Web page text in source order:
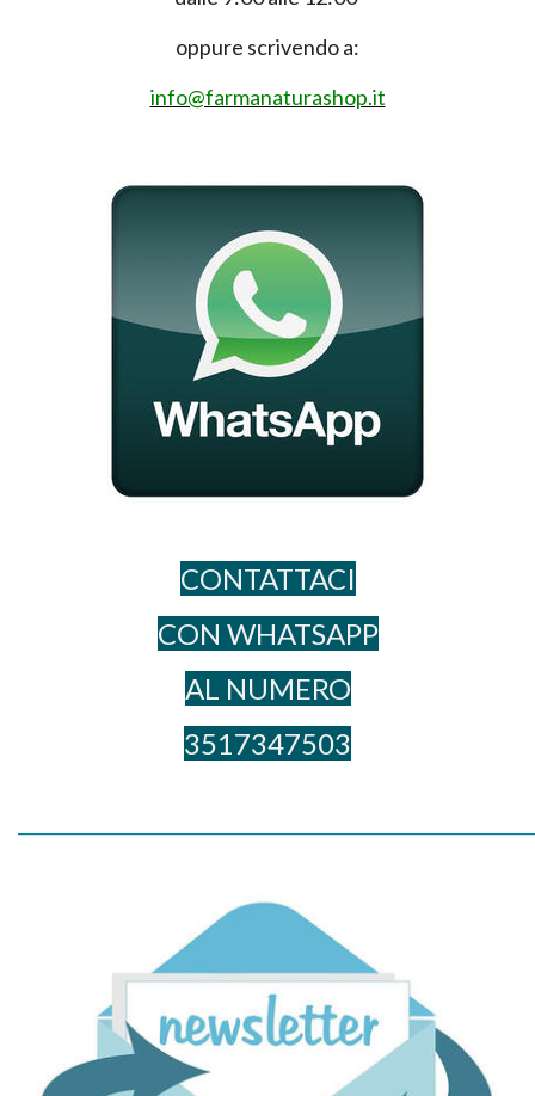
oppure scrivendo a:
info@farmanaturashop.it
CONTATTACI
CON WHATSAPP
AL NUME​RO
3517347503